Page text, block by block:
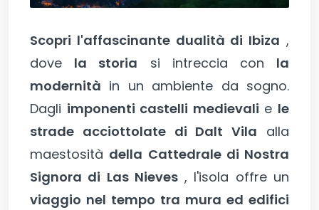
Scopri l'affascinante dualità di Ibiza ,
dove la storia si intreccia con la
modernità in un ambiente da sogno.
Dagli imponenti castelli medievali e le
strade acciottolate di Dalt Vila alla
maestosità della Cattedrale di Nostra
Signora di Las Nieves, l'isola offre un
viaggio nel tempo tra mura ed edifici